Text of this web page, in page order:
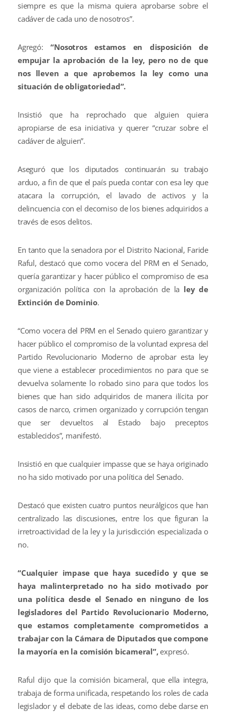
siempre es que la misma quiera aprobarse sobre el
cadáver de cada uno de nosotros”.
Agregó: “Nosotros estamos en disposición de
empujar la aprobación de la ley, pero no de que
nos lleven a que aprobemos la ley como una
situación de obligatoriedad”.
Insistió que ha reprochado que alguien quiera
apropiarse de esa iniciativa y querer “cruzar sobre el
cadáver de alguien”.
Aseguró que los diputados continuarán su trabajo
arduo, a fin de que el país pueda contar con esa ley que
atacara la corrupción, el lavado de activos y la
delincuencia con el decomiso de los bienes adquiridos a
través de esos delitos.
En tanto que la senadora por el Distrito Nacional, Faride
Raful, destacó que como vocera del PRM en el Senado,
quería garantizar y hacer público el compromiso de esa
organización política con la aprobación de la ley de
Extinción de Dominio.
“Como vocera del PRM en el Senado quiero garantizar y
hacer público el compromiso de la voluntad expresa del
Partido Revolucionario Moderno de aprobar esta ley
que viene a establecer procedimientos no para que se
devuelva solamente lo robado sino para que todos los
bienes que han sido adquiridos de manera ilícita por
casos de narco, crimen organizado y corrupción tengan
que ser devueltos al Estado bajo preceptos
establecidos”, manifestó.
Insistió en que cualquier impasse que se haya originado
no ha sido motivado por una política del Senado.
Destacó que existen cuatro puntos neurálgicos que han
centralizado las discusiones, entre los que figuran la
irretroactividad de la ley y la jurisdicción especializada o
no.
“Cualquier impase que haya sucedido y que se
haya malinterpretado no ha sido motivado por
una política desde el Senado en ninguno de los
legisladores del Partido Revolucionario Moderno,
que estamos completamente comprometidos a
trabajar con la Cámara de Diputados que compone
la mayoría en la comisión bicameral”,expresó.
Raful dijo que la comisión bicameral, que ella integra,
trabaja de forma unificada, respetando los roles de cada
legislador y el debate de las ideas, como debe darse en